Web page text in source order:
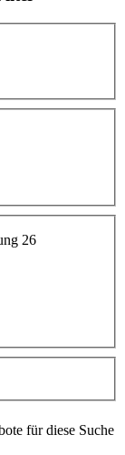
26
für diese Suche